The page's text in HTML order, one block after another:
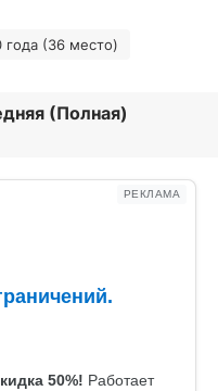
(36 место)
(Полная)
РЕКЛАМА
50%! Работает